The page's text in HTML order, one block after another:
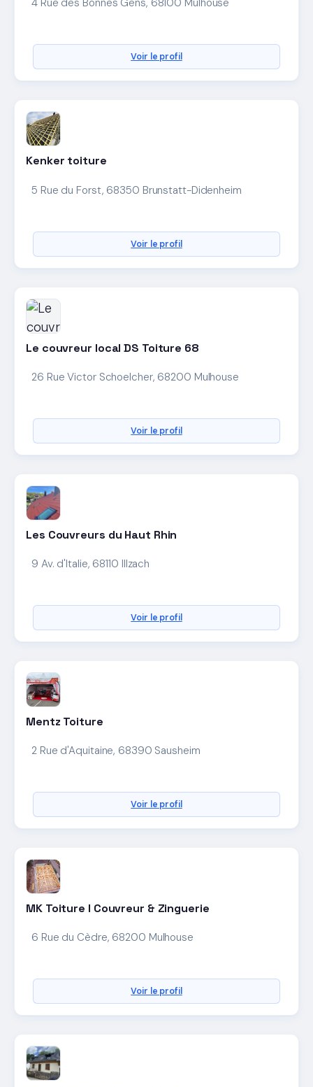
4 Rue des Bonnes Gens, 68100 Mulhouse
Voir le profil
Kenker toiture
5 Rue du Forst, 68350 Brunstatt-Didenheim
Voir le profil
Le couvreur local DS Toiture 68
26 Rue Victor Schoelcher, 68200 Mulhouse
Voir le profil
Les Couvreurs du Haut Rhin
9 Av. d'Italie, 68110 Illzach
Voir le profil
Mentz Toiture
2 Rue d'Aquitaine, 68390 Sausheim
Voir le profil
MK Toiture l Couvreur & Zinguerie
6 Rue du Cèdre, 68200 Mulhouse
Voir le profil